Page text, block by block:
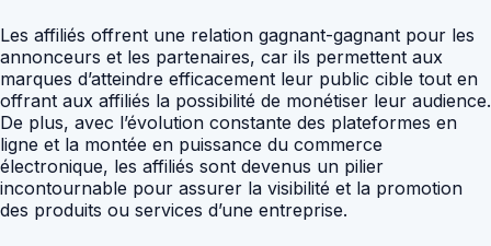
Les affiliés offrent une relation gagnant-gagnant pour les
annonceurs et les partenaires, car ils permettent aux
marques d’atteindre efficacement leur public cible tout en
offrant aux affiliés la possibilité de monétiser leur audience.
De plus, avec l’évolution constante des plateformes en
ligne et la montée en puissance du commerce
électronique, les affiliés sont devenus un pilier
incontournable pour assurer la visibilité et la promotion
des produits ou services d’une entreprise.